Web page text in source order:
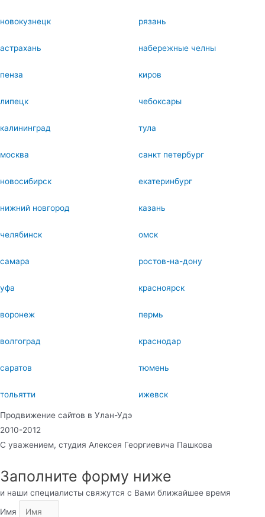
новокузнецк рязань
астрахань набережные челны
пенза киров
липецк чебоксары
калининград тула
москва санкт петербург
новосибирск екатеринбург
нижний новгород казань
челябинск омск
самара ростов-на-дону
уфа красноярск
воронеж пермь
волгоград краснодар
саратов тюмень
тольятти ижевск
Продвижение сайтов в Улан-Удэ
2010-2012
С уважением, студия Алексея Георгиевича Пашкова
Заполните форму ниже
и наши специалисты свяжутся с Вами ближайшее время
Имя